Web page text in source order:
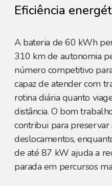
Eficiência
A bateria de 60 kWh
310 km de autonomia
número competitivo
capaz de atender com
rotina diária quanto
distância. O bom
contribui para preservar
deslocamentos,
de até 87 kW ajuda a
parada em percursos